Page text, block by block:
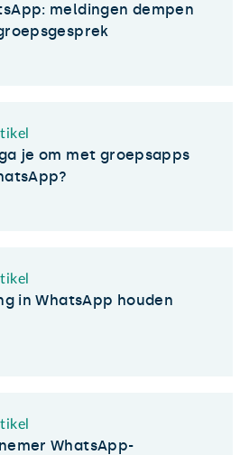
meldingen dempen
je om met groepsapps
in WhatsApp houden
WhatsApp-